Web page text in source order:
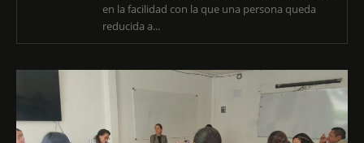
en la facilidad con la que una persona queda
reducida a...